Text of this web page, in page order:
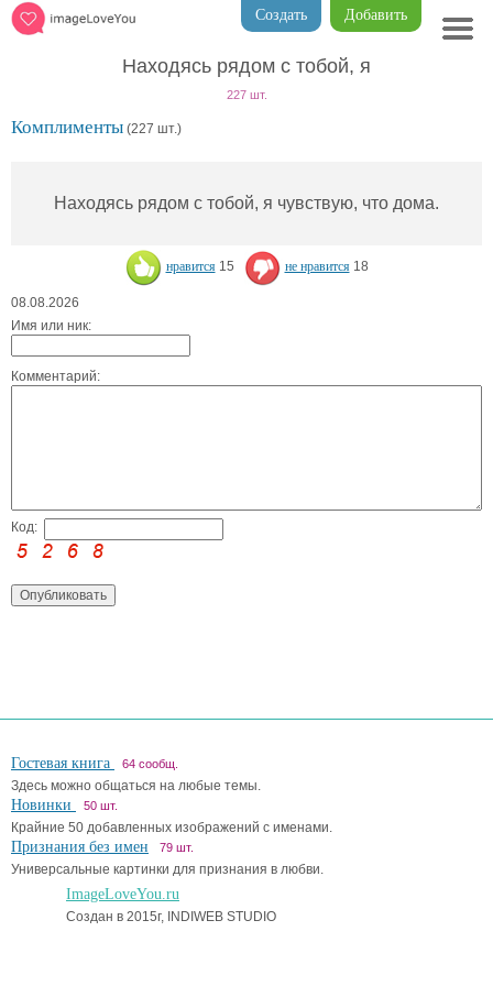
Добавить
Создать
Находясь рядом с тобой, я
227 шт.
Комплименты (227 шт.)
Находясь рядом с тобой, я чувствую, что дома.
нравится 15 не нравится 18
08.08.2026
Имя или ник:
Комментарий:
Код:
Гостевая книга 64 сообщ.
Здесь можно общаться на любые темы.
Новинки 50 шт.
Крайние 50 добавленных изображений с именами.
Признания без имен 79 шт.
Универсальные картинки для признания в любви.
ImageLoveYou.ru
Создан в 2015г, INDIWEB STUDIO